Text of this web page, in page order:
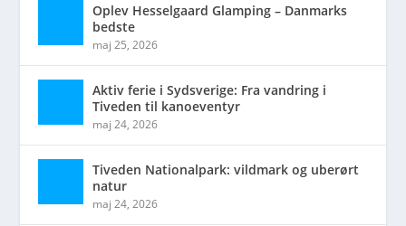
Oplev Hesselgaard Glamping – Danmarks
bedste
maj 25, 2026
Aktiv ferie i Sydsverige: Fra vandring i
Tiveden til kanoeventyr
maj 24, 2026
Tiveden Nationalpark: vildmark og uberørt
natur
maj 24, 2026